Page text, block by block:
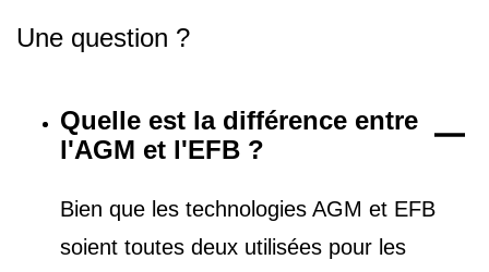
Une question ?
Quelle est la différence entre
l'AGM et l'EFB ?
Bien que les technologies AGM et EFB
soient toutes deux utilisées pour les